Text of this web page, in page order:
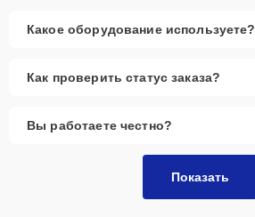
Какое оборудование используете?
Как проверить статус заказа?
Вы работаете честно?
Показать